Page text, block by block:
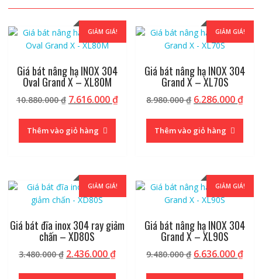
GIẢM GIÁ!
Giá bát nâng hạ INOX 304
Oval Grand X – XL80M
10.880.000₫ Giá
là:
10.880.000 ₫.
7.616.000₫Giá
Thêm vào giỏ hàng
GIẢM GIÁ!
Giá bát nâng hạ INOX 304
Grand X – XL70S
8.980.000₫ Giá
là:
8.980.000 ₫.
6.286.000₫Giá
Thêm vào giỏ hàng
GIẢM GIÁ!
Giá bát đĩa inox 304 ray giảm
chấn – XD80S
3.480.000₫ Giá
2.436.000₫Giá
GIẢM GIÁ!
Giá bát nâng hạ INOX 304
Grand X – XL90S
9.480.000₫ Giá
6.636.000₫Giá